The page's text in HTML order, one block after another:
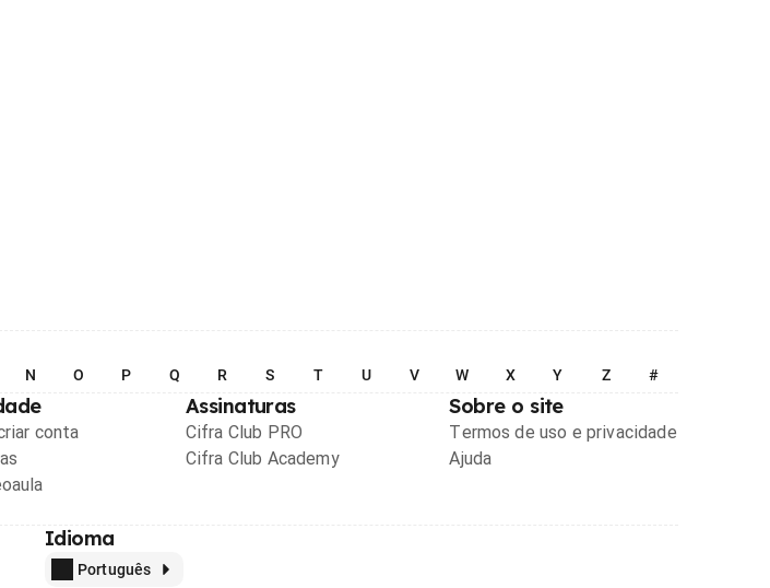
N O P Q R S T U V W X Y Z #
conta
Assinaturas
Cifra Club PRO
Cifra Club Academy
Sobre o site
Termos de uso e privacidade
Ajuda
Idioma
Português